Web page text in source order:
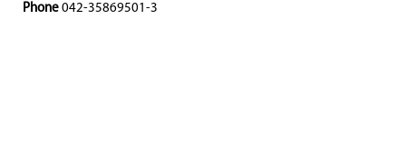
Phone 042-35869501-3